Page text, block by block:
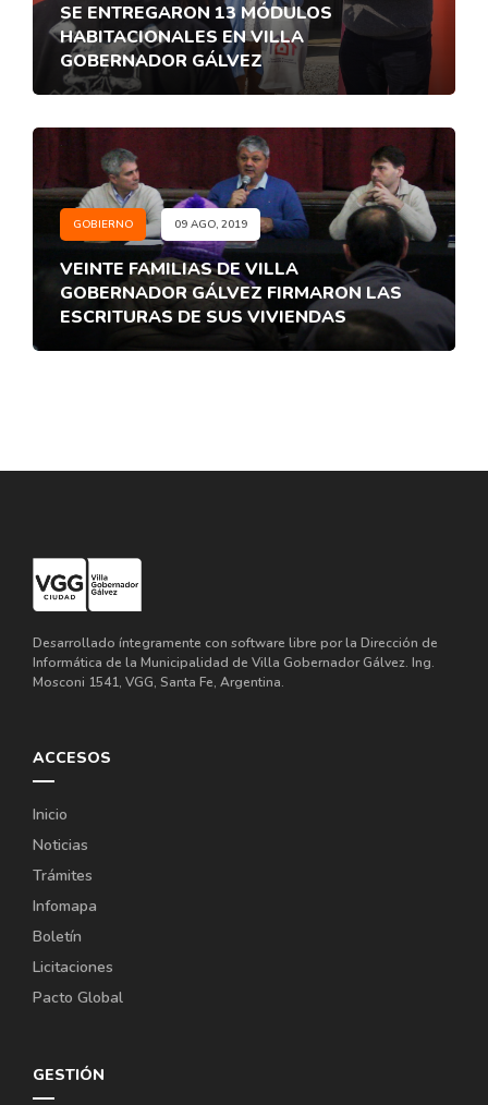
SE ENTREGARON 13 MÓDULOS
HABITACIONALES EN VILLA
GOBERNADOR GÁLVEZ
GOBIERNO 09 AGO, 2019
VEINTE FAMILIAS DE VILLA
GOBERNADOR GÁLVEZ FIRMARON LAS
ESCRITURAS DE SUS VIVIENDAS
Desarrollado íntegramente con software libre por la Dirección de
Informática de la Municipalidad de Villa Gobernador Gálvez. Ing.
Mosconi 1541, VGG, Santa Fe, Argentina.
ACCESOS
Inicio
Noticias
Trámites
Infomapa
Boletín
Licitaciones
Pacto Global
GESTIÓN